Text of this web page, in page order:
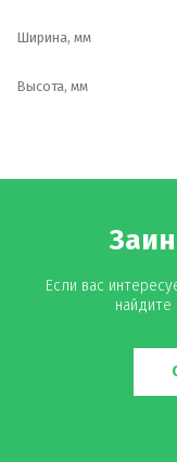
Ширина, мм
Высота, мм
Если вас